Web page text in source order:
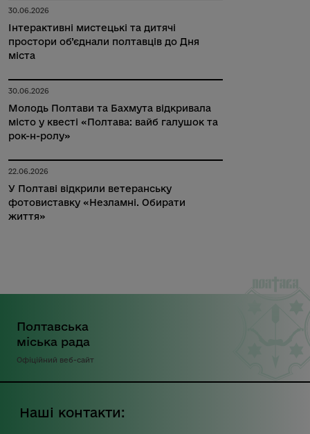
30.06.2026
Інтерактивні мистецькі та дитячі
простори об’єднали полтавців до Дня
міста
30.06.2026
Молодь Полтави та Бахмута відкривала
місто у квесті «Полтава: вайб галушок та
рок-н-ролу»
22.06.2026
У Полтаві відкрили ветеранську
фотовиставку «Незламні. Обирати
життя»
Полтавська
міська рада
Офіційний веб-сайт
Наші контакти: